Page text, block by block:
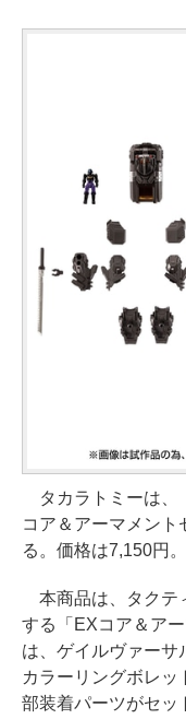
タカラトミーは、
コア＆アーマメン
る。価格は7,150円。
本商品は、タクテ
する「EXコア＆ア
は、ゲイルヴァーサ
カラーリングボレッ
部装着パーツがセッ